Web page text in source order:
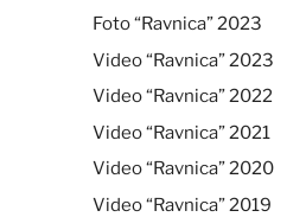
Foto “Ravnica” 2023
Video “Ravnica” 2023
Video “Ravnica” 2022
Video “Ravnica” 2021
Video “Ravnica” 2020
Video “Ravnica” 2019